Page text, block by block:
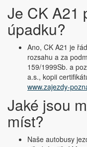
Je CK A21
úpadku?
Ano, CK A21 je
rozsahu a za
159/1999Sb. a
a.s., kopii
www.zajezdy-
Jaké jsou
míst?
Naše autobusy